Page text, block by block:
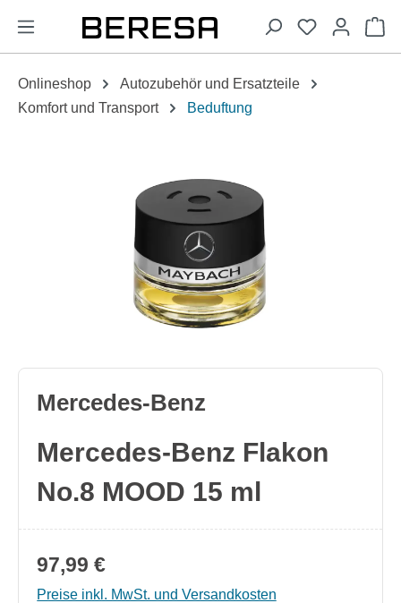
springen
Onlineshop
Autozubehör und Ersatzteile
Komfort und Transport
Beduftung
Mercedes-Benz
Mercedes-Benz Flakon
No.8 MOOD 15 ml
97,99 €
Preise inkl. MwSt. und Versandkosten